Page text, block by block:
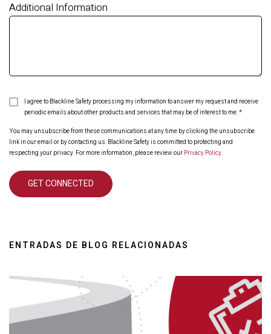
Additional Information
I agree to Blackline Safety processing my information to answer my request and receive
periodic emails about other products and services that may be of interest to me.*
You may unsubscribe from these communications at any time by clicking the unsubscribe
link in our email or by contacting us. Blackline Safety is committed to protecting and
respecting your privacy. For more information, please review our Privacy Policy.
ENTRADAS DE BLOG RELACIONADAS